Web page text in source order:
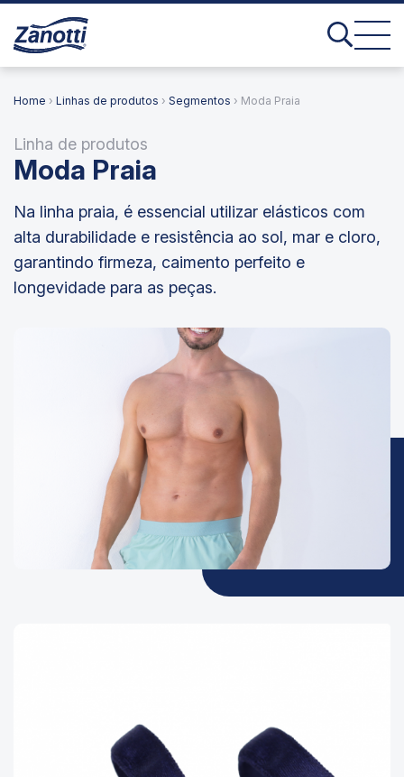
Home › Linhas de produtos › Segmentos › Moda Praia
Linha de produtos
Moda Praia
Na linha praia, é essencial utilizar elásticos com
alta durabilidade e resistência ao sol, mar e cloro,
garantindo firmeza, caimento perfeito e
longevidade para as peças.